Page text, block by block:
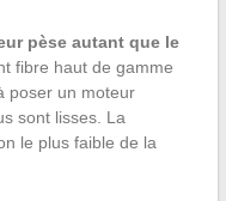
pèse autant que le
fibre haut de gamme
poser un moteur
sont lisses. La
le plus faible de la